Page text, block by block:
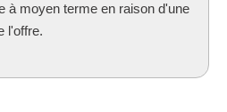
à moyen terme en raison d'une
l'offre.